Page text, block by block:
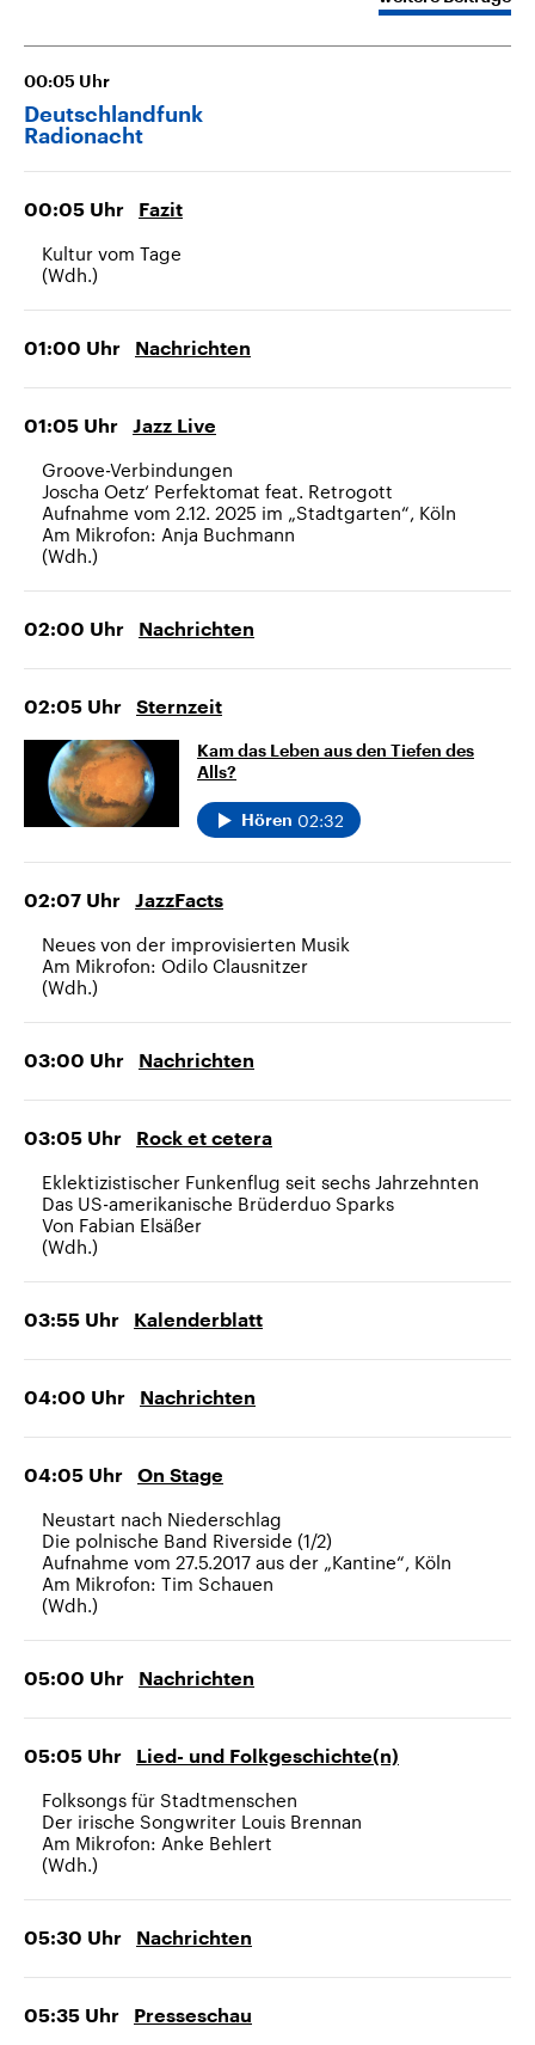
Wahlprogramme, aktuelle Berichte
und Hintergründe zu den Parteien
und Kandidaten der anstehenden
Wahl.
aktuelle Weltgeschehen.
Audio-Archiv
00:05 Uhr
Deutschlandfunk
Radionacht
00:05 Uhr Fazit
Kultur vom Tage
(Wdh.)
01:00 Uhr Nachrichten
01:05 Uhr Jazz Live
Groove-Verbindungen
Joscha Oetz‘ Perfektomat feat. Retrogott
Aufnahme vom 2.12. 2025 im „Stadtgarten“, Köln
Am Mikrofon: Anja Buchmann
(Wdh.)
02:00 Uhr Nachrichten
02:05 Uhr Sternzeit
Kam das Leben aus den Tiefen des
Alls?
Hören 02:32
02:07 Uhr JazzFacts
Neues von der improvisierten Musik
Am Mikrofon: Odilo Clausnitzer
(Wdh.)
03:00 Uhr Nachrichten
03:05 Uhr Rock et cetera
Eklektizistischer Funkenflug seit sechs Jahrzehnten
Das US-amerikanische Brüderduo Sparks
Von Fabian Elsäßer
(Wdh.)
03:55 Uhr Kalenderblatt
04:00 Uhr Nachrichten
04:05 Uhr On Stage
Neustart nach Niederschlag
Die polnische Band Riverside (1/2)
Aufnahme vom 27.5.2017 aus der „Kantine“, Köln
Am Mikrofon: Tim Schauen
(Wdh.)
05:00 Uhr Nachrichten
05:05 Uhr Lied- und Folkgeschichte(n)
Folksongs für Stadtmenschen
Der irische Songwriter Louis Brennan
Am Mikrofon: Anke Behlert
(Wdh.)
05:30 Uhr Nachrichten
05:35 Uhr Presseschau